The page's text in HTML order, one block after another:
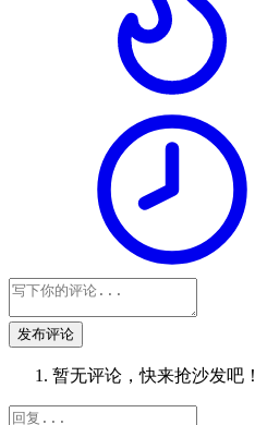
发布评论
暂无评论，快来抢沙发吧！